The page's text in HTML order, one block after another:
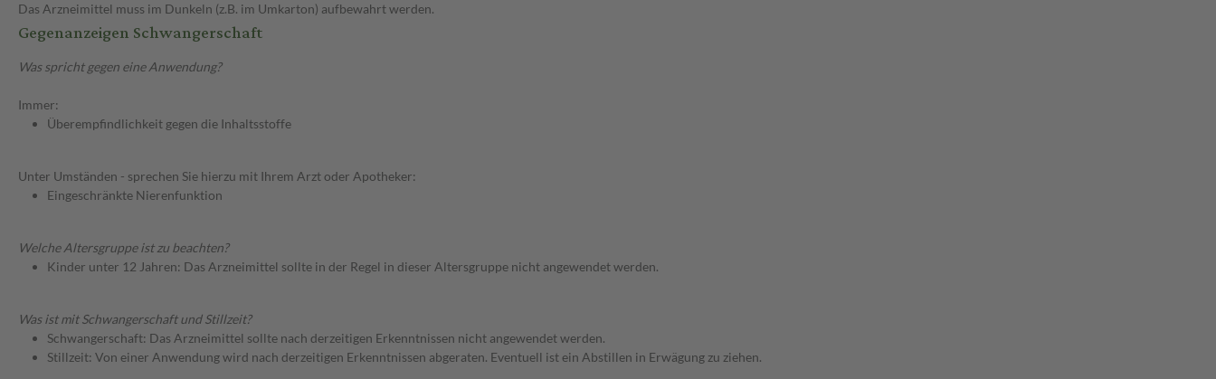
Das Arzneimittel muss im Dunkeln (z.B. im Umkarton) aufbewahrt werden.
Gegenanzeigen Schwangerschaft
Was spricht gegen eine Anwendung?
Immer:
Überempfindlichkeit gegen die Inhaltsstoffe
Unter Umständen - sprechen Sie hierzu mit Ihrem Arzt oder Apotheker:
Eingeschränkte Nierenfunktion
Welche Altersgruppe ist zu beachten?
Kinder unter 12 Jahren: Das Arzneimittel sollte in der Regel in dieser Altersgruppe nicht angewendet werden.
Was ist mit Schwangerschaft und Stillzeit?
Schwangerschaft: Das Arzneimittel sollte nach derzeitigen Erkenntnissen nicht angewendet werden.
Stillzeit: Von einer Anwendung wird nach derzeitigen Erkenntnissen abgeraten. Eventuell ist ein Abstillen in Erwägung zu ziehen.